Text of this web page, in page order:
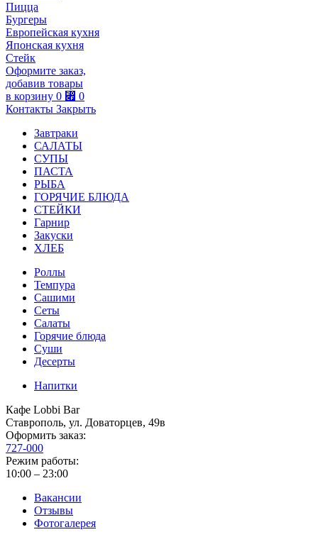
Пицца
Бургеры
Европейская кухня
Японская кухня
Стейк
Оформите заказ,
добавив товары
в корзину 0 ⃏ 0
Контакты Закрыть
Завтраки
САЛАТЫ
СУПЫ
ПАСТА
РЫБА
ГОРЯЧИЕ БЛЮДА
СТЕЙКИ
Гарнир
Закуски
ХЛЕБ
Роллы
Темпура
Сашими
Сеты
Салаты
Горячие блюда
Суши
Десерты
Напитки
Кафе Lobbi Bar
Ставрополь, ул. Доваторцев, 49в
Оформить заказ:
727-000
Режим работы:
10:00 – 23:00
Вакансии
Отзывы
Фотогалерея